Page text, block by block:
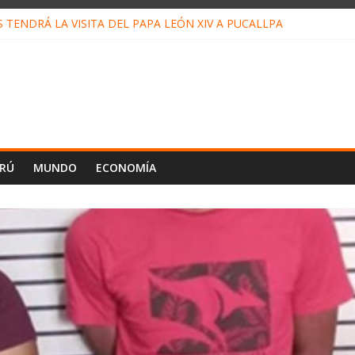
LA VISITA DEL PAPA LEÓN XIV A PUCALLPA
MUNDO ECONOMÍA